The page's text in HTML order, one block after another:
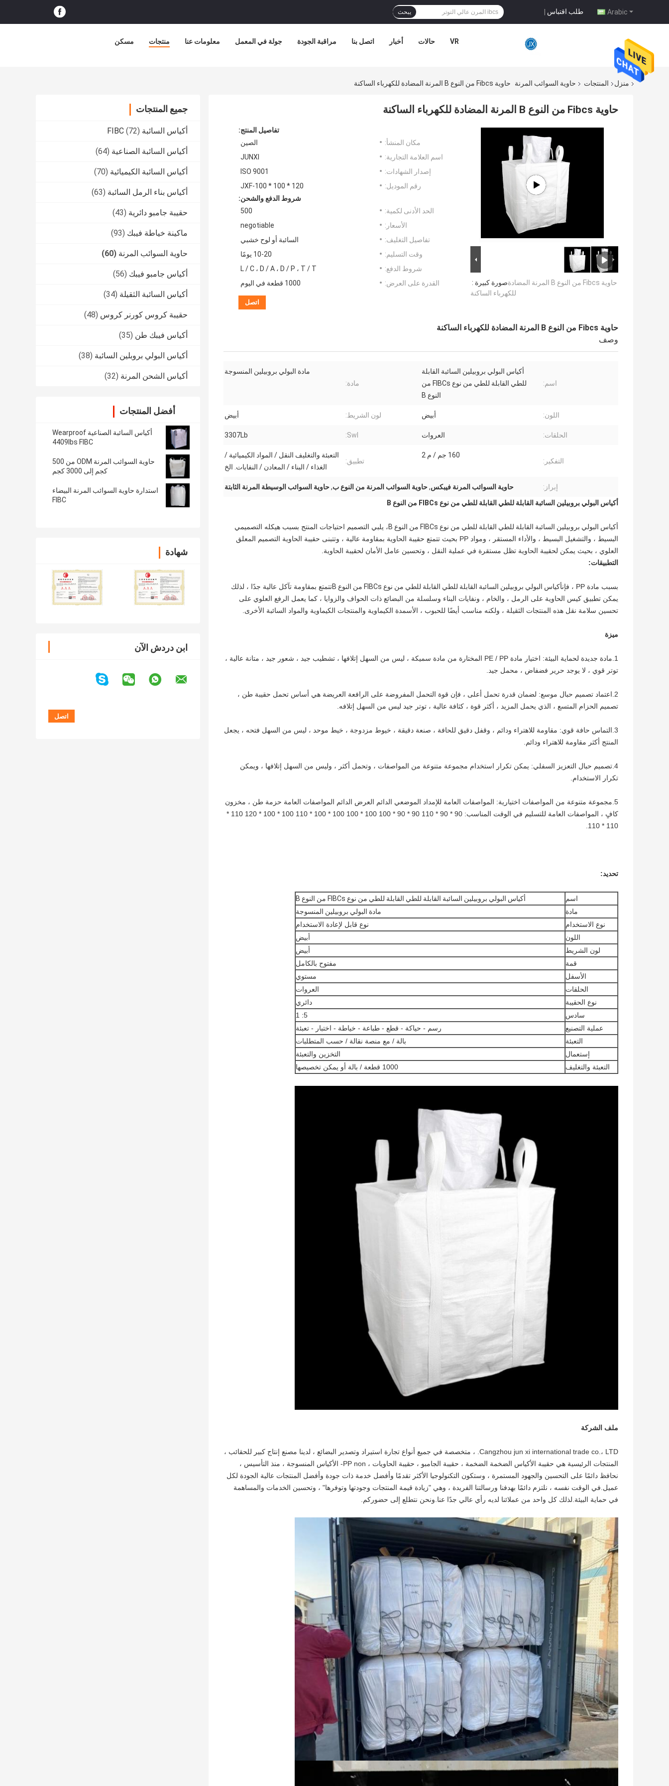
Arabic طلب اقتباس | يبحث
مسكن منتجات معلومات عنا جولة في المعمل مراقبة الجودة اتصل بنا أخبار حالات VR
منزل المنتجات حاوية السوائب المرنة حاوية Fibcs من النوع B المرنة المضادة للكهرباء الساكنة
جميع المنتجات
أكياس السائبة FIBC (72)
أكياس السائبة الصناعية (64)
أكياس السائبة الكيميائية (70)
أكياس بناء الرمل السائبة (63)
حقيبة جامبو دائرية (43)
ماكينة خياطة فيبك (93)
حاوية السوائب المرنة (60)
أكياس جامبو فيبك (56)
أكياس السائبة الثقيلة (34)
حقيبة كروس كورنر كروس (48)
أكياس فيبك طن (35)
أكياس البولي بروبلين السائبة (38)
أكياس الشحن المرنة (32)
أفضل المنتجات
أكياس السائبة الصناعية Wearproof
4409lbs FIBC
حاوية السوائب المرنة ODM من 500
كجم إلى 3000 كجم
استدارة حاوية السوائب المرنة البيضاء
FIBC
شهادة
ابن دردش الآن
حاوية Fibcs من النوع B المرنة المضادة للكهرباء الساكنة
صورة كبيرة :حاوية Fibcs من النوع B المرنة المضادة
للكهرباء الساكنة
تفاصيل المنتج:
مكان المنشأ:
الصين
اسم العلامة التجارية:
JUNXI
إصدار الشهادات:
ISO 9001
رقم الموديل:
JXF-100 * 100 * 120
شروط الدفع والشحن:
الحد الأدنى لكمية:
500
الأسعار:
negotiable
تفاصيل التغليف:
السائبة أو لوح خشبي
وقت التسليم:
10-20 يومًا
شروط الدفع:
L / C ، D / A ، D / P ، T / T
القدرة على العرض:
1000 قطعة في اليوم
اتصل
حاوية Fibcs من النوع B المرنة المضادة للكهرباء الساكنة
وصف
اسم:
أكياس البولي بروبيلين السائبة القابلة
للطي القابلة للطي من نوع FIBCs من
النوع B
مادة:
مادة البولي بروبيلين المنسوجة
اللون: أبيض لون الشريط: أبيض
الحلقات: العروات Swl:
3307Lb
التفكير:
160 جم ​​/ م 2
تطبيق:
التعبئة والتغليف النقل / المواد الكيميائية /
الغذاء / البناء / المعادن / النفايات. الخ
إبراز: حاوية السوائب المرنة فيبكس,حاوية السوائب المرنة من النوع ب,حاوية السوائب الوسيطة المرنة الثابتة
أكياس البولي بروبيلين السائبة القابلة للطي القابلة للطي من نوع FIBCs من النوع B
أكياس البولي بروبيلين السائبة القابلة للطي القابلة للطي من نوع FIBCs من النوع B
، يلبي التصميم احتياجات المنتج بسبب هيكله التصميمي
البسيط ، والتشغيل البسيط ، والأداء المستقر ، ومواد PP بحيث تتمتع حقيبة الحاوية بمقاومة عالية ، وتتبنى حقيبة الحاوية التصميم المعلق
العلوي ، بحيث يمكن لحقيبة الحاوية تظل مستقرة في عملية النقل ، وتحسين عامل الأمان لحقيبة الحاوية.
التطبيقات:
بسبب مادة PP ، فإن أكياس البولي بروبيلين السائبة القابلة للطي القابلة للطي من نوع FIBCs من النوع B
تتمتع بمقاومة تآكل عالية جدًا ، لذلك
يمكن تطبيق كيس الحاوية على الرمل ، والخام ، ونفايات البناء وسلسلة من البضائع ذات الحواف والزوايا ، كما يعمل الرفع العلوي على
تحسين سلامة نقل هذه المنتجات الثقيلة ، ولكنه مناسب أيضًا للحبوب ، الأسمدة الكيماوية والمنتجات الكيماوية والمواد السائبة الأخرى.
ميزة
1.مادة جديدة لحماية البيئة: اختيار مادة PE / PP المختارة من مادة سميكة ، ليس من السهل إتلافها ، تشطيب جيد ، شعور جيد ، متانة عالية ،
توتر قوي ، لا يوجد حرير فضفاض ، محمل جيد.
2.اعتماد تصميم حبال موسع: لضمان قدرة تحمل أعلى ، فإن قوة التحمل المفروضة على الرافعة العريضة هي أساس تحمل حقيبة طن ،
تصميم الحزام المتسع ، الذي يحمل المزيد ، أكثر قوة ، كثافة عالية ، توتر جيد ليس من السهل إتلافه.
3.التماس حافة قوي: مقاومة للاهتراء ودائم ، وقفل دقيق للحافة ، صنعة دقيقة ، خيوط مزدوجة ، خيط موحد ، ليس من السهل فتحه ، يجعل
المنتج أكثر مقاومة للاهتراء ودائم.
4.تصميم حبال التعزيز السفلي: يمكن تكرار استخدام مجموعة متنوعة من المواصفات ، وتحمل أكثر ، وليس من السهل إتلافها ، ويمكن
تكرار الاستخدام.
5.مجموعة متنوعة من المواصفات اختيارية: المواصفات العامة للإمداد الموضعي الدائم العرض الدائم المواصفات العامة حزمة طن ، مخزون
كافٍ ، المواصفات العامة للتسليم في الوقت المناسب: 90 * 90 * 110 90 * 90 * 100 100 * 100 100 * 100 * 110 100 * 100 * 120 110 *
110 * 110.
تحديد:
اسم
أكياس البولي بروبيلين السائبة القابلة للطي القابلة للطي من نوع FIBCs من النوع B
مادة
مادة البولي بروبيلين المنسوجة
نوع الاستخدام
نوع قابل لإعادة الاستخدام
اللون
أبيض
لون الشريط
أبيض
قمة
مفتوح بالكامل
الأسفل
مستوي
الحلقات
العروات
نوع الحقيبة
دائري
سادس
5: 1
عملية التصنيع
رسم - حياكة - قطع - طباعة - خياطة - اختبار - تعبئة
التعبئة
بالة / مع منصة نقالة / حسب المتطلبات
إستعمال
التخزين والتعبئة
التعبئة والتغليف
1000 قطعة / بالة أو يمكن تخصيصها
ملف الشركة
Cangzhou jun xi international trade co.، LTD. ، متخصصة في جميع أنواع تجارة استيراد وتصدير البضائع ، لدينا مصنع إنتاج كبير للحقائب ،
المنتجات الرئيسية هي حقيبة الأكياس الضخمة الضخمة ، حقيبة الجامبو ، حقيبة الحاويات ، PP non- الأكياس المنسوجة ، منذ التأسيس ،
نحافظ دائمًا على التحسين والجهود المستمرة ، وستكون التكنولوجيا الأكثر تقدمًا وأفضل خدمة ذات جودة وأفضل المنتجات عالية الجودة لكل
عميل.في الوقت نفسه ، نلتزم دائمًا بهدفنا ورسالتنا الفريدة ، وهي "زيادة قيمة المنتجات وجودتها وتوفرها" ، وتحسين الخدمات والمساهمة
في حماية البيئة.لذلك كل واحد من عملائنا لديه رأي عالي جدًا عنا.ونحن نتطلع إلى حضوركم.